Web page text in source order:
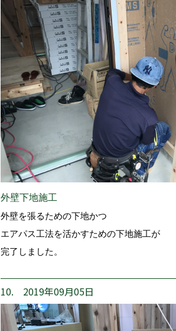
外壁下地施工
外壁を張るための下地かつ
エアパス工法を活かすための下地施工が
完了しました。
10. 2019年09月05日